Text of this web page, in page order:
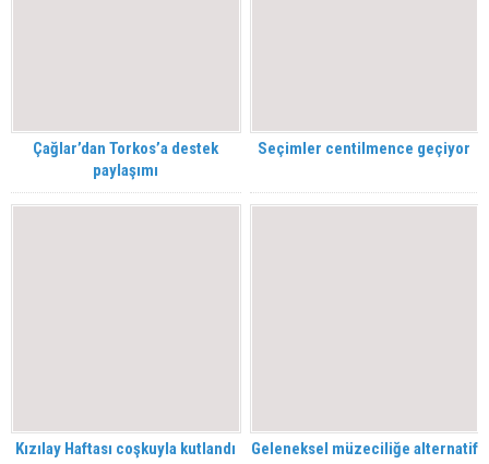
Çağlar’dan Torkos’a destek
paylaşımı
Seçimler centilmence geçiyor
Kızılay Haftası coşkuyla kutlandı
Geleneksel müzeciliğe alternatif